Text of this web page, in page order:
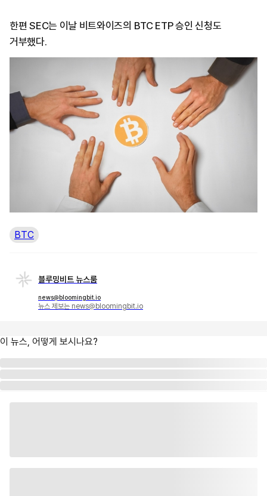
한편 SEC는 이날 비트와이즈의 BTC ETP 승인 신청도
거부했다.
BTC
블루밍비트 뉴스룸
news@bloomingbit.io
뉴스 제보는 news@bloomingbit.io
이 뉴스, 어떻게 보시나요?